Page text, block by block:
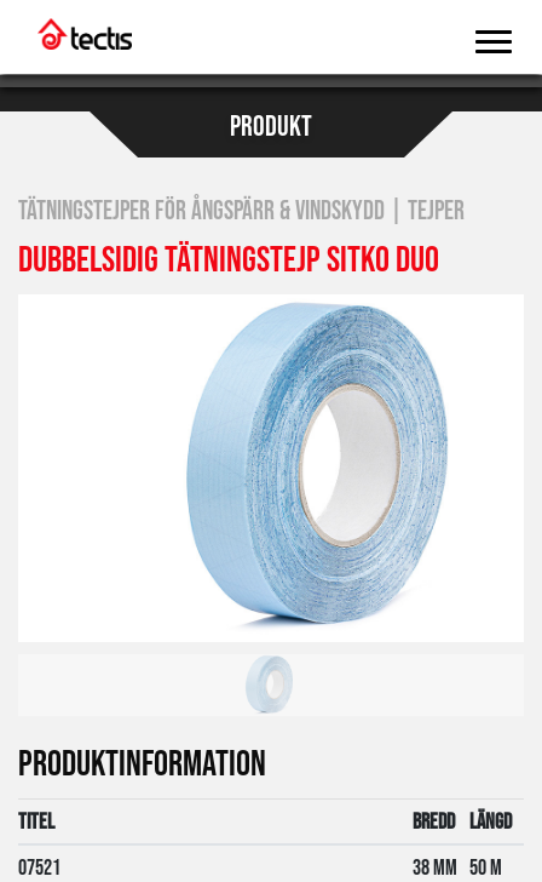
PRODUKT
TÄTNINGSTEJPER FÖR ÅNGSPÄRR & VINDSKYDD | TEJPER
DUBBELSIDIG TÄTNINGSTEJP SITKO DUO
PRODUKTINFORMATION
Titel Bredd
Längd
07521
38 mm 50 m